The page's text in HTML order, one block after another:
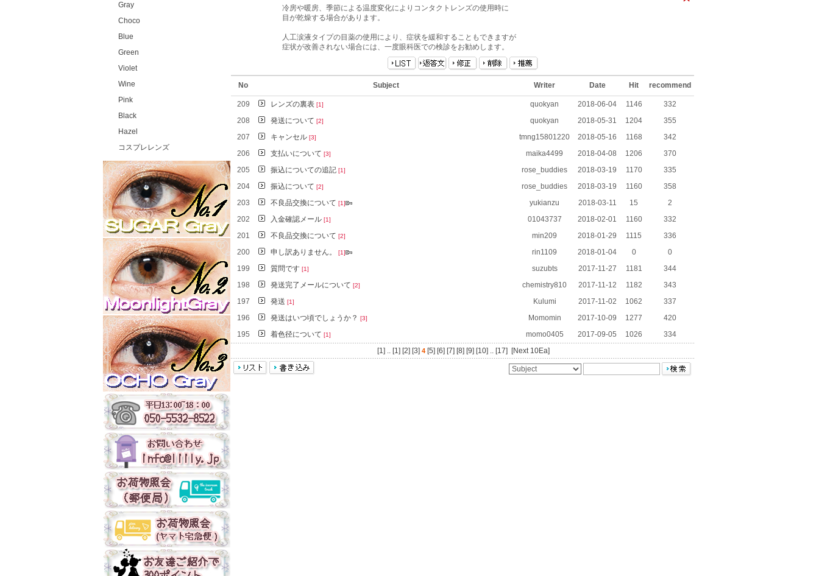
Gray
Choco
Blue
Green
Violet
Wine
Pink
Black
Hazel
コスプレレンズ
冷房や暖房、季節による温度変化によりコンタクトレンズの使用時に
目が乾燥する場合があります。
人工涙液タイプの目薬の使用により、症状を緩和することもできますが
症状が改善されない場合には、一度眼科医での検診をお勧めします。
No Subject Writer Date Hit recommend
209 レンズの裏表 [1] quokyan 2018-06-04 1146
332
208
発送について [2] quokyan 2018-05-31 1204
355
207
キャンセル [3] tmng15801220 2018-05-16 1168
342
206
支払いについて [3] maika4499 2018-04-08 1206
370
205
振込についての追記 [1] rose_buddies 2018-03-19 1170
335
204
振込について [2] rose_buddies 2018-03-19 1160
358
203
不良品交換について [1] yukianzu 2018-03-11 15
2
202
入金確認メール [1] 01043737 2018-02-01 1160
332
201
不良品交換について [2] min209 2018-01-29 1115
336
200
申し訳ありません。 [1] rin1109 2018-01-04 0
0
199
質問です [1] suzubts 2017-11-27 1181
344
198
発送完了メールについて [2] chemistry810 2017-11-12 1182
343
197
発送 [1] Kulumi 2017-11-02 1062
337
196
発送はいつ頃でしょうか？ [3] Momomin 2017-10-09 1277
420
195
着色径について [1] momo0405 2017-09-05 1026
334
[1] .. [1] [2] [3] 4 [5] [6] [7] [8] [9] [10] .. [17] [Next 10Ea]